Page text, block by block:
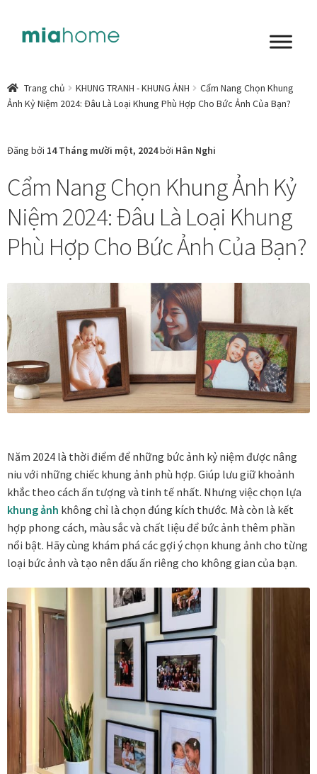
đến
đến
Art in living
Không gian sống
Cách chọn tranh phòng ngủ để mỗi ngày bắt đầu nhẹ
Phong cách nội thất
Vị trí trưng bày
BLOG
Bộ sưu tập Mã Vương – Quà tặng doanh nghiệp
Chính Sách Bảo Mật
Chính Sách Đổi Trả
Chính sách đổi trả hàng
Đăng ký thành viên
Danh Lam Collection
Điều Khoản Sử Dụng
Hoa Xuân – Tranh sơn mài hoa
Kim Mã – Tranh sơn mài dát vàng
Trang chủ KHUNG TRANH - KHUNG ẢNH
Cẩm Nang Chọn Khung
Ảnh Kỷ Niệm 2024: Đâu Là Loại Khung Phù Hợp Cho Bức Ảnh Của Bạn?
Đăng bởi 14 Tháng mười một, 2024bởi Hân Nghi
Cẩm Nang Chọn Khung Ảnh Kỷ
Niệm 2024: Đâu Là Loại Khung
Phù Hợp Cho Bức Ảnh Của Bạn?
Năm 2024 là thời điểm để những bức ảnh kỷ niệm được nâng
niu với những chiếc khung ảnh phù hợp. Giúp lưu giữ khoảnh
khắc theo cách ấn tượng và tinh tế nhất. Nhưng việc chọn lựa
khung ảnh không chỉ là chọn đúng kích thước. Mà còn là kết
hợp phong cách, màu sắc và chất liệu để bức ảnh thêm phần
nổi bật. Hãy cùng khám phá các gợi ý chọn khung ảnh cho từng
loại bức ảnh và tạo nên dấu ấn riêng cho không gian của bạn.